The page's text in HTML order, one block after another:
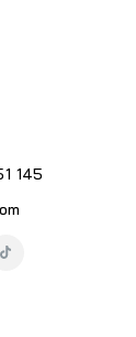
145